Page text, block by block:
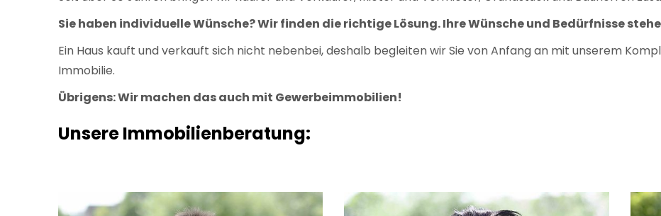
Sie haben individuelle Wünsche? Wir finden die richtige Lösung. Ihre Wünsche und Bedürfnisse
Ein Haus kauft und verkauft sich nicht nebenbei, deshalb begleiten wir Sie von Anfang an mit unserem
Immobilie.
Übrigens: Wir machen das auch mit Gewerbeimmobilien!
Unsere Immobilienberatung: